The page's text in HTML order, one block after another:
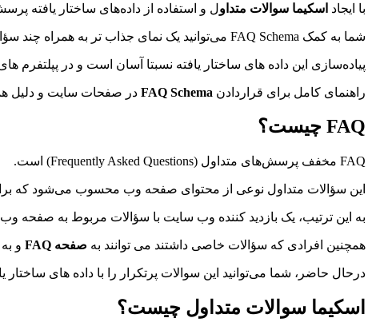
با ایجاد اسکیما سوالات متداول و استفاده از داده‌های ساختار یافته
شما به کمک FAQ Schema می‌توانید یک نمای جذاب تر به همراه چند سؤال رایج بین کاربرانتان را هنگام نمایش لینک سایت در نتایج گوگل، به افرادی که جستجو می‌کنند نمایش دهید.
پیاده‌سازی این داده های ساختار یافته نسبتا آسان است و در پپلتفرم
راهنمای کامل برای قراردادن FAQ Schema در صفحات سایت و دلیل
FAQ چیست؟
FAQ مخفف پرسش‌های متداول (Frequently Asked Questions) است.
این سؤالات متداول نوعی از محتوای صفحه وب محسوب می‌شود که
به این ترتیب، یک بازدید کننده وب سایت با سؤالات مربوط به صفحه
همچنین افرادی که سؤالات خاصی داشتند می توانند به صفحه FAQ و
درحال حاضر، شما می‌توانید این سوالات پرتکرار را با داده های
اسکیما سوالات متداول چیست؟